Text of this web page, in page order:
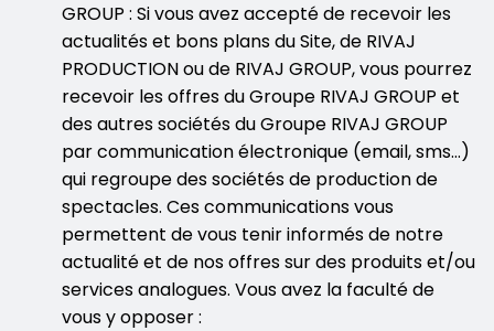
GROUP : Si vous avez accepté de recevoir les
actualités et bons plans du Site, de RIVAJ
PRODUCTION ou de RIVAJ GROUP, vous pourrez
recevoir les offres du Groupe RIVAJ GROUP et
des autres sociétés du Groupe RIVAJ GROUP
par communication électronique (email, sms…)
qui regroupe des sociétés de production de
spectacles. Ces communications vous
permettent de vous tenir informés de notre
actualité et de nos offres sur des produits et/ou
services analogues. Vous avez la faculté de
vous y opposer :